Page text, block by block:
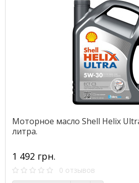
Моторное масло Shell Helix
литра.
1 492 грн.
0 отзывов